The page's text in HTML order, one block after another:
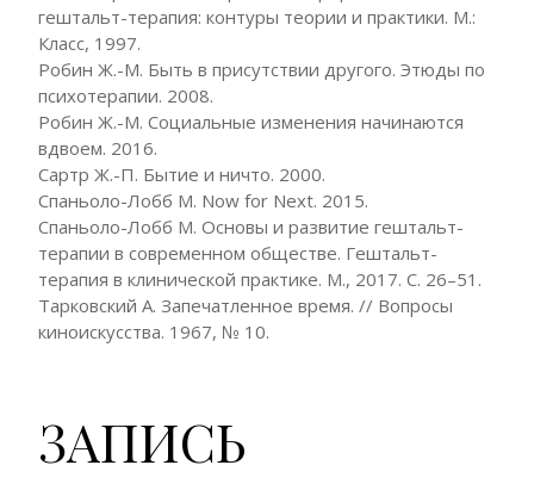
гештальт-терапия: контуры теории и практики. М.:
Класс, 1997.
Робин Ж.-М. Быть в присутствии другого. Этюды по
психотерапии. 2008.
Робин Ж.-М. Социальные изменения начинаются
вдвоем. 2016.
Сартр Ж.-П. Бытие и ничто. 2000.
Спаньоло-Лобб М. Now for Next. 2015.
Спаньоло-Лобб М. Основы и развитие гештальт-
терапии в современном обществе. Гештальт-
терапия в клинической практике. М., 2017. С. 26–51.
Тарковский А. Запечатленное время. // Вопросы
киноискусства. 1967, № 10.
ЗАПИСЬ